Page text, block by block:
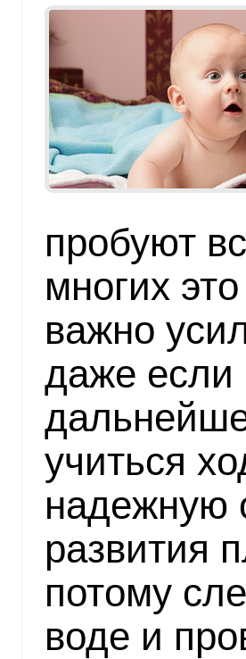
пробуют
многих
важно
даже если
учиться
надежную
развития
потому
воде и